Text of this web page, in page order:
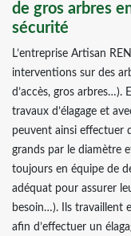
de gros arbres
sécurité
L’entreprise Artisan
interventions sur des
d’accès, gros arbres…).
travaux d’élagage et
peuvent ainsi effectuer
grands par le diamètre
toujours en équipe de
adéquat pour assurer
besoin…). Ils travaillent
afin d’effectuer un